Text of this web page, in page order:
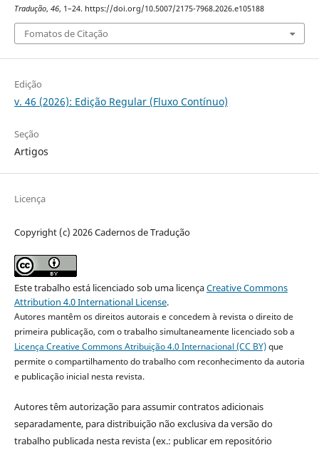
Tradução, 46, 1–24. https://doi.org/10.5007/2175-7968.2026.e105188
Fomatos de Citação
Edição
v. 46 (2026): Edição Regular (Fluxo Contínuo)
Seção
Artigos
Licença
Copyright (c) 2026 Cadernos de Tradução
Este trabalho está licenciado sob uma licençaCreative Commons
Attribution 4.0 International License.
Autores mantêm os direitos autorais e concedem à revista o direito de
primeira publicação, com o trabalho simultaneamente licenciado sob a
Licença Creative Commons Atribuição 4.0 Internacional (CC BY)que
permite o compartilhamento do trabalho com reconhecimento da autoria
e publicação inicial nesta revista.
Autores têm autorização para assumir contratos adicionais
separadamente, para distribuição não exclusiva da versão do
trabalho publicada nesta revista (ex.: publicar em repositório